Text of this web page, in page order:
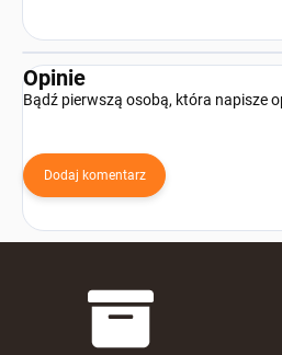
Opinie
Bądź pierwszą osobą, która napisze
Dodaj komentarz